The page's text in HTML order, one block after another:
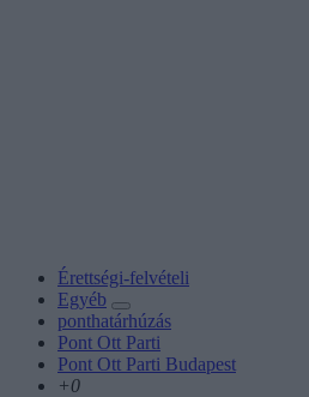
Érettségi-felvételi
Egyéb
ponthatárhúzás
Pont Ott Parti
Pont Ott Parti Budapest
+0